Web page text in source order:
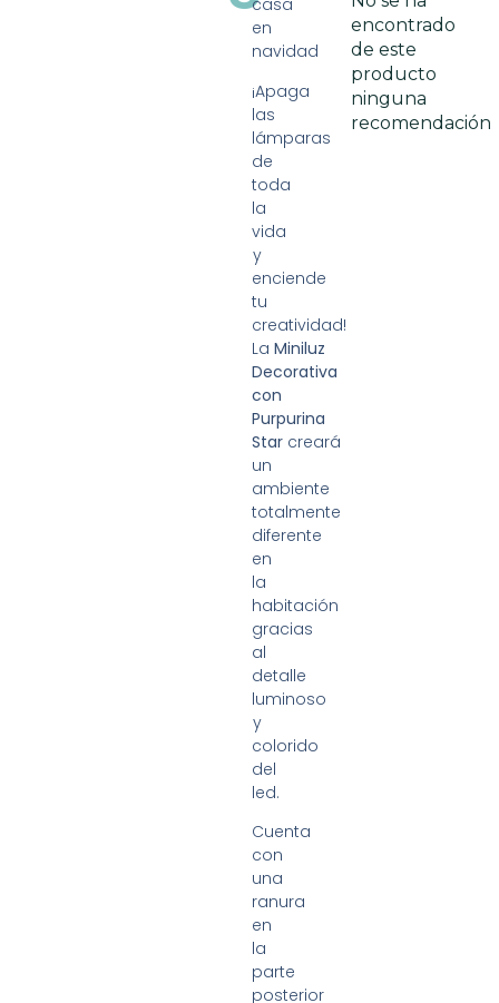
casa
en
navidad
¡Apaga
las
lámparas
de
toda
la
vida
y
enciende
tu
creatividad!
La Miniluz
Decorativa
con
Purpurina
Starcreará
un
ambiente
totalmente
diferente
en
la
habitación
gracias
al
detalle
luminoso
y
colorido
del
led.
Cuenta
con
una
ranura
en
la
parte
posterior
encontrado
de este
producto
ninguna
recomendación